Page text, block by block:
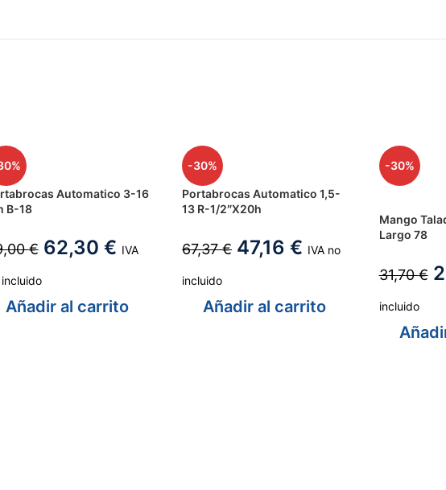
Automatico 3-16
B-18
€ 62,30 € IVA
incluido
Añadir al carrito
-30%
Portabrocas Automatico 1,5-
13 R-1/2″X20h
67,37€ 47,16€ IVA no
incluido
Añadir al carrito
-30%
Mango
Largo 78
31,70€
incluido